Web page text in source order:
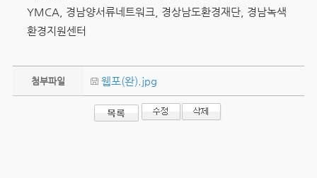
YMCA, 경남양서류네트워크, 경상남도환경재단, 경남녹색
환경지원센터
첨부파일 웹포(완).jpg